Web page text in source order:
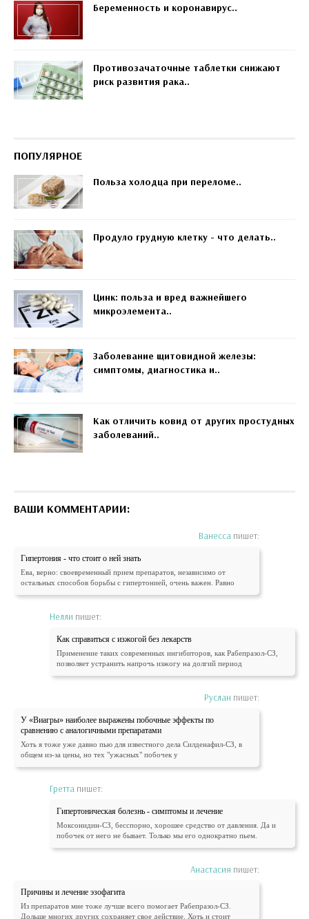
Беременность и коронавирус..
Противозачаточные таблетки снижают
риск развития рака..
ПОПУЛЯРНОЕ
Польза холодца при переломе..
Продуло грудную клетку - что делать..
Цинк: польза и вред важнейшего
микроэлемента..
Заболевание щитовидной железы:
симптомы, диагностика и..
Как отличить ковид от других простудных
заболеваний..
ВАШИ КОММЕНТАРИИ:
Ванесса пишет:
Гипертония - что стоит о ней знать
Ева, верно: своевременный прием препаратов, независимо от
остальных способов борьбы с гипертонией, очень важен. Равно
Нелли пишет:
Как справиться с изжогой без лекарств
Применение таких современных ингибиторов, как Рабепразол-СЗ,
позволяет устранить напрочь изжогу на долгий период
Руслан пишет:
У «Виагры» наиболее выражены побочные эффекты по
сравнению с аналогичными препаратами
Хоть я тоже уже давно пью для известного дела Силденафил-СЗ, в
общем из-за цены, но тех "ужасных" побочек у
Гретта пишет:
Гипертоническая болезнь - симптомы и лечение
Моксонидин-СЗ, бесспорно, хорошее средство от давления. Да и
побочек от него не бывает. Только мы его однократно пьем.
Анастасия пишет:
Причины и лечение эзофагита
Из препаратов мне тоже лучше всего помогает Рабепразол-СЗ.
Дольше многих других сохраняет свое действие. Хоть и стоит